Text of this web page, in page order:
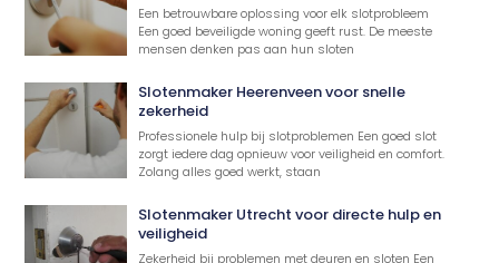
Een betrouwbare oplossing voor elk slotprobleem
Een goed beveiligde woning geeft rust. De meeste
mensen denken pas aan hun sloten
Slotenmaker Heerenveen voor snelle
zekerheid
Professionele hulp bij slotproblemen Een goed slot
zorgt iedere dag opnieuw voor veiligheid en comfort.
Zolang alles goed werkt, staan
Slotenmaker Utrecht voor directe hulp en
veiligheid
Zekerheid bij problemen met deuren en sloten Een